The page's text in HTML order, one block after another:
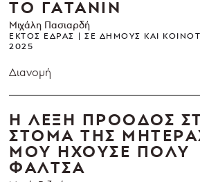
ΤΟ ΓΑΤΑΝΙΝ
Μιχάλη Πασιαρδή
ΕΚΤΌΣ ΈΔΡΑΣ
ΣΕ ΔΉΜΟΥΣ ΚΑΙ
2025
Διανομή
Η ΛΕΞΗ ΠΡΟΟΔΟΣ
ΣΤΟΜΑ ΤΗΣ
ΜΟΥ ΗΧΟΥΣΕ ΠΟΛΥ
ΦΑΛΤΣΑ